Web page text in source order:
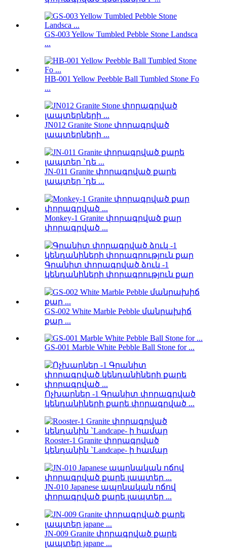
GS-003 Yellow Tumbled Pebble Stone Landsca
...
HB-001 Yellow Peebble Ball Tumbled Stone Fo
...
JN012 Granite Stone փորագրված
լապտերների ...
JN-011 Granite փորագրված քարե
լապտեր `դե ...
Monkey-1 Granite փորագրված քար
փորագրված ...
Գրանիտ փորագրված ձուկ -1
կենդանիների փորագրություն քար
GS-002 White Marble Pebble մանրախիճ
քար ...
GS-001 Marble White Pebble Ball Stone for ...
Ոչխարներ -1 Գրանիտ փորագրված
կենդանիների քարե փորագրված ...
Rooster-1 Granite փորագրված
կենդանին `Landcape- ի համար
JN-010 Japanese ապոնական ոճով
փորագրված քարե լապտեր ...
JN-009 Granite փորագրված քարե
լապտեր japane ...